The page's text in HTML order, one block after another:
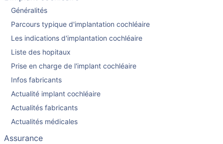
Généralités
Parcours typique d'implantation cochléaire
Les indications d'implantation cochléaire
Liste des hopitaux
Prise en charge de l'implant cochléaire
Infos fabricants
Actualité implant cochléaire
Actualités fabricants
Actualités médicales
Assurance